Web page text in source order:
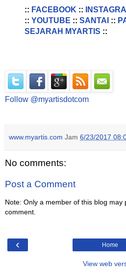
:: FACEBOOK ::
:: YOUTUBE :: SANTAI ::
SEJARAH MYARTIS ::
Follow @myartisdotcom
www.myartis.com Jam 6/23/2017
No comments:
Post a Comment
Note: Only a member of this blog may
comment.
‹ Home
View web